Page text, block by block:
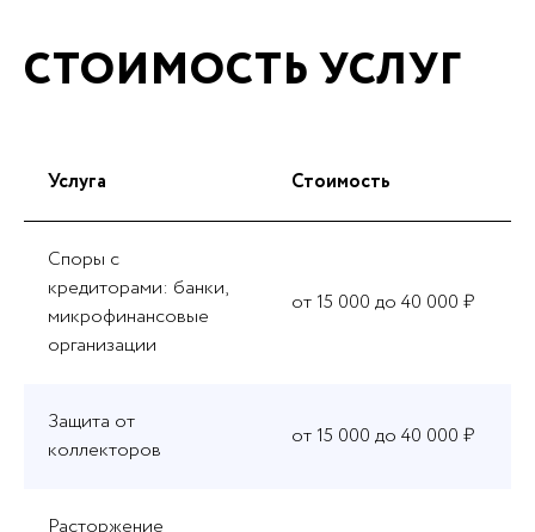
СТОИМОСТЬ УСЛУГ
Услуга Стоимость
Споры с
кредиторами: банки,
микрофинансовые
организации
от 15 000 до 40 000 ₽
Защита от
коллекторов
от 15 000 до 40 000 ₽